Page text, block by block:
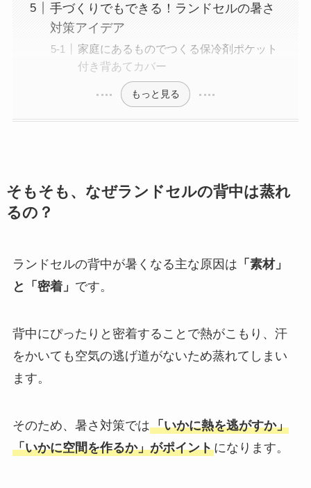
手づくりでもできる！ランドセルの暑さ
対策アイデア
家庭にあるものでつくる保冷剤ポケット
付き背あてカバー
もっと見る
そもそも、なぜランドセルの背中は蒸れ
るの？
ランドセルの背中が暑くなる主な原因は 「素材」
と「密着」 です。
背中にぴったりと密着することで熱がこもり、汗
をかいても空気の逃げ道がないため蒸れてしまい
ます。
そのため、暑さ対策では「いかに熱を逃がすか」
「いかに空間を作るか」がポイントになります。